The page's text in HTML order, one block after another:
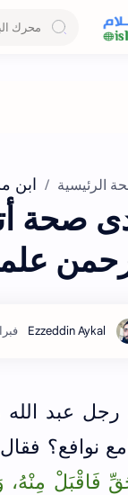
الرئيسية ابن
صحة
رجل عبد
نوافع؟
فَاقْبَلْ مِنْهُ،